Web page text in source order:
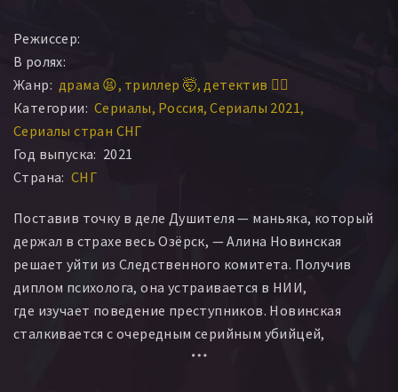
Режиссер:
В ролях:
Жанр: драма 😫 триллер 🤯 детектив 🕵️‍♂️
Категории: Сериалы Россия Сериалы 2021
Сериалы стран СНГ
Год выпуска: 2021
Страна: СНГ
Поставив точку в деле Душителя — маньяка, который
держал в страхе весь Озёрск, — Алина Новинская
решает уйти из Следственного комитета. Получив
диплом психолога, она устраивается в НИИ,
где изучает поведение преступников. Новинская
сталкивается с очередным серийным убийцей,
которого нет в её научной картотеке. Он подражает